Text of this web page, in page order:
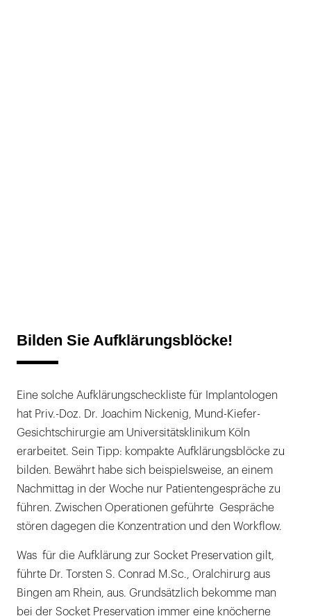
Bilden Sie Aufklärungsblöcke!
Eine solche Aufklärungscheckliste für Implantologen
hat Priv.-Doz. Dr. Joachim Nickenig, Mund-Kiefer-
Gesichtschirurgie am Universitätsklinikum Köln
erarbeitet. Sein Tipp: kompakte Aufklärungsblöcke zu
bilden. Bewährt habe sich beispielsweise, an einem
Nachmittag in der Woche nur Patientengespräche zu
führen. Zwischen Operationen geführte Gespräche
stören dagegen die Konzentration und den Workflow.
Was für die Aufklärung zur Socket Preservation gilt,
führte Dr. Torsten S. Conrad M.Sc., Oralchirurg aus
Bingen am Rhein, aus. Grundsätzlich bekomme man
bei der Socket Preservation immer eine knöcherne